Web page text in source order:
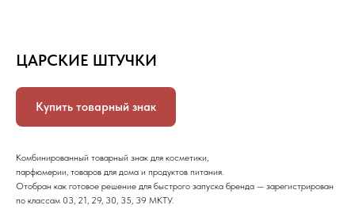
ЦАРСКИЕ ШТУЧКИ
Купить товарный знак
Комбинированный товарный знак для косметики,
парфюмерии, товаров для дома и продуктов питания.
Отобран как готовое решение для быстрого запуска бренда — зарегистрирован
по классам 03, 21, 29, 30, 35, 39 МКТУ.